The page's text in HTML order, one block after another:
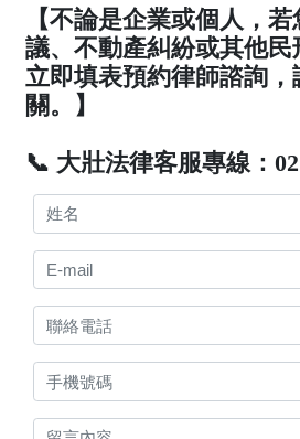
【不論是企業或個人，
議、不動產糾紛或其他
立即填表預約律師諮詢
關。】
📞 大壯法律客服專線：02